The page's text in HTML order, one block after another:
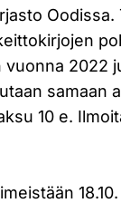
2022
samaan
10 e.